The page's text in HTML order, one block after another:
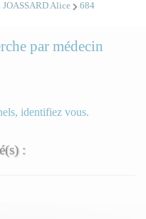
JOASSARD Alice 684
par médecin
identifiez vous.
: